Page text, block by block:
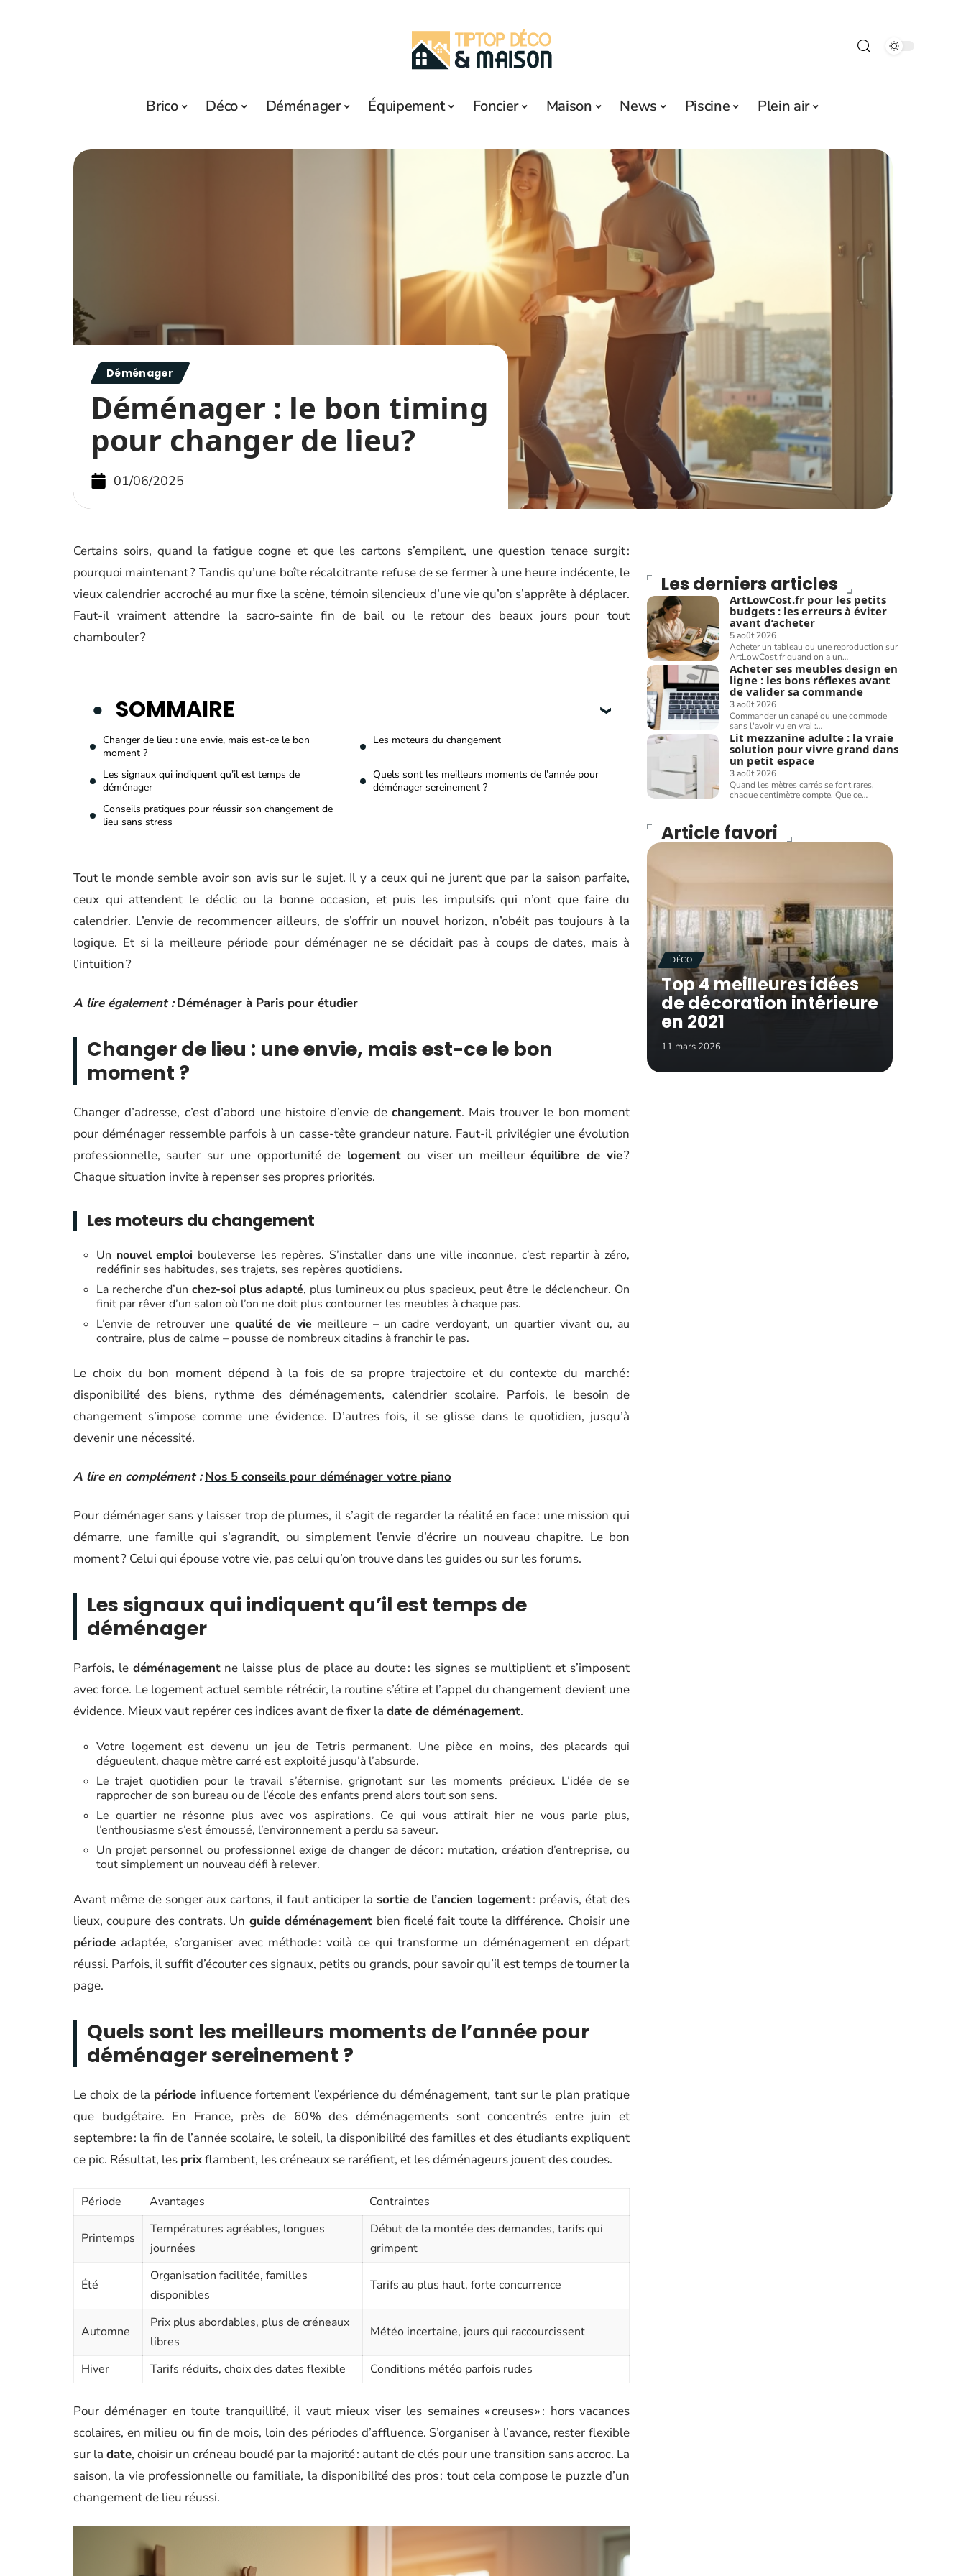
Brico Déco Déménager Équipement Foncier Maison News Piscine Plein air
Déménager
Déménager : le bon timing
pour changer de lieu?
01/06/2025
Certains soirs, quand la fatigue cogne et que les cartons s’empilent, une question tenace surgit :
pourquoi maintenant ? Tandis qu’une boîte récalcitrante refuse de se fermer à une heure indécente, le
vieux calendrier accroché au mur fixe la scène, témoin silencieux d’une vie qu’on s’apprête à déplacer.
Faut-il vraiment attendre la sacro-sainte fin de bail ou le retour des beaux jours pour tout
chambouler ?
SOMMAIRE
Changer de lieu : une envie, mais est-ce le bon
moment ?
Les moteurs du changement
Les signaux qui indiquent qu’il est temps de
déménager
Quels sont les meilleurs moments de l’année pour
déménager sereinement ?
Conseils pratiques pour réussir son changement de
lieu sans stress
Tout le monde semble avoir son avis sur le sujet. Il y a ceux qui ne jurent que par la saison parfaite,
ceux qui attendent le déclic ou la bonne occasion, et puis les impulsifs qui n’ont que faire du
calendrier. L’envie de recommencer ailleurs, de s’offrir un nouvel horizon, n’obéit pas toujours à la
logique. Et si la meilleure période pour déménager ne se décidait pas à coups de dates, mais à
l’intuition ?
A lire également : Déménager à Paris pour étudier
Changer de lieu : une envie, mais est-ce le bon
moment ?
Changer d’adresse, c’est d’abord une histoire d’envie dechangement. Mais trouver le bon moment
pour déménager ressemble parfois à un casse-tête grandeur nature. Faut-il privilégier une évolution
professionnelle, sauter sur une opportunité de logementou viser un meilleuréquilibre de vie?
Chaque situation invite à repenser ses propres priorités.
Les moteurs du changement
Un nouvel emploi bouleverse les repères. S’installer dans une ville inconnue, c’est repartir à zéro,
redéfinir ses habitudes, ses trajets, ses repères quotidiens.
La recherche d’un chez-soi plus adapté, plus lumineux ou plus spacieux, peut être le déclencheur. On
finit par rêver d’un salon où l’on ne doit plus contourner les meubles à chaque pas.
L’envie de retrouver une qualité de vie meilleure – un cadre verdoyant, un quartier vivant ou, au
contraire, plus de calme – pousse de nombreux citadins à franchir le pas.
Le choix du bon moment dépend à la fois de sa propre trajectoire et du contexte du marché :
disponibilité des biens, rythme des déménagements, calendrier scolaire. Parfois, le besoin de
changement s’impose comme une évidence. D’autres fois, il se glisse dans le quotidien, jusqu’à
devenir une nécessité.
A lire en complément : Nos 5 conseils pour déménager votre piano
Pour déménager sans y laisser trop de plumes, il s’agit de regarder la réalité en face : une mission qui
démarre, une famille qui s’agrandit, ou simplement l’envie d’écrire un nouveau chapitre. Le bon
moment ? Celui qui épouse votre vie, pas celui qu’on trouve dans les guides ou sur les forums.
Les signaux qui indiquent qu’il est temps de
déménager
Parfois, le déménagementne laisse plus de place au doute : les signes se multiplient et s’imposent
avec force. Le logement actuel semble rétrécir, la routine s’étire et l’appel du changement devient une
évidence. Mieux vaut repérer ces indices avant de fixer la date de déménagement.
Votre logement est devenu un jeu de Tetris permanent. Une pièce en moins, des placards qui
dégueulent, chaque mètre carré est exploité jusqu’à l’absurde.
Le trajet quotidien pour le travail s’éternise, grignotant sur les moments précieux. L’idée de se
rapprocher de son bureau ou de l’école des enfants prend alors tout son sens.
Le quartier ne résonne plus avec vos aspirations. Ce qui vous attirait hier ne vous parle plus,
l’enthousiasme s’est émoussé, l’environnement a perdu sa saveur.
Un projet personnel ou professionnel exige de changer de décor : mutation, création d’entreprise, ou
tout simplement un nouveau défi à relever.
Avant même de songer aux cartons, il faut anticiper la sortie de l’ancien logement: préavis, état des
lieux, coupure des contrats. Un guide déménagement bien ficelé fait toute la différence. Choisir une
période adaptée, s’organiser avec méthode : voilà ce qui transforme un déménagement en départ
réussi. Parfois, il suffit d’écouter ces signaux, petits ou grands, pour savoir qu’il est temps de tourner la
page.
Quels sont les meilleurs moments de l’année pour
déménager sereinement ?
Le choix de la période influence fortement l’expérience du déménagement, tant sur le plan pratique
que budgétaire. En France, près de 60 % des déménagements sont concentrés entre juin et
septembre : la fin de l’année scolaire, le soleil, la disponibilité des familles et des étudiants expliquent
ce pic. Résultat, les prixflambent, les créneaux se raréfient, et les déménageurs jouent des coudes.
Période Avantages Contraintes
Printemps
Températures agréables, longues
journées
Début de la montée des demandes, tarifs qui
grimpent
Été
Organisation facilitée, familles
disponibles
Tarifs au plus haut, forte concurrence
Automne
Prix plus abordables, plus de créneaux
libres
Météo incertaine, jours qui raccourcissent
Hiver Tarifs réduits, choix des dates flexible Conditions météo parfois rudes
Pour déménager en toute tranquillité, il vaut mieux viser les semaines « creuses » : hors vacances
scolaires, en milieu ou fin de mois, loin des périodes d’affluence. S’organiser à l’avance, rester flexible
sur la date, choisir un créneau boudé par la majorité : autant de clés pour une transition sans accroc. La
saison, la vie professionnelle ou familiale, la disponibilité des pros : tout cela compose le puzzle d’un
changement de lieu réussi.
Les derniers articles
ArtLowCost.fr pour les petits
budgets : les erreurs à éviter
avant d’acheter
5 août 2026
Acheter un tableau ou une reproduction sur
ArtLowCost.fr quand on a un…
Acheter ses meubles design en
ligne : les bons réflexes avant
de valider sa commande
3 août 2026
Commander un canapé ou une commode
sans l'avoir vu en vrai :…
Lit mezzanine adulte : la vraie
solution pour vivre grand dans
un petit espace
3 août 2026
Quand les mètres carrés se font rares,
chaque centimètre compte. Que ce…
Article favori
DÉCO
Top 4 meilleures idées
de décoration intérieure
en 2021
11 mars 2026